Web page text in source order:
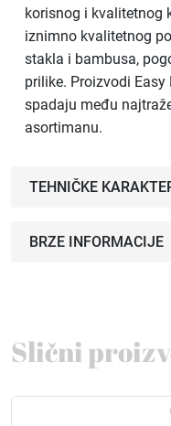
korisnog i kvalitetnog
iznimno kvalitetnog
stakla i bambusa,
prilike. Proizvodi
spadaju među
asortimanu.
TEHNIČKE
BRZE INFORMACIJE
Slični